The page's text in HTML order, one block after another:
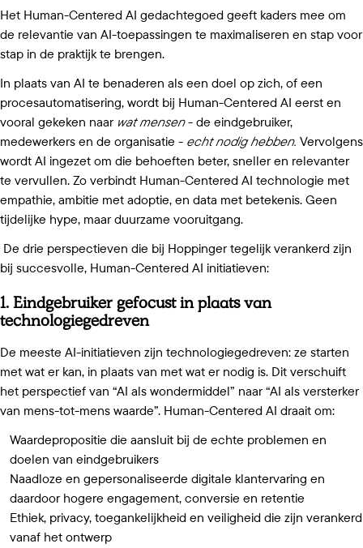
Het Human-Centered AI gedachtegoed geeft kaders mee om
de relevantie van AI-toepassingen te maximaliseren en stap voor
stap in de praktijk te brengen.
In plaats van AI te benaderen als een doel op zich, of een
procesautomatisering, wordt bij Human-Centered AI eerst en
vooral gekeken naar wat mensen- de eindgebruiker,
medewerkers en de organisatie - echt nodig hebben. Vervolgens
wordt AI ingezet om die behoeften beter, sneller en relevanter
te vervullen. Zo verbindt Human-Centered AI technologie met
empathie, ambitie met adoptie, en data met betekenis. Geen
tijdelijke hype, maar duurzame vooruitgang.
De drie perspectieven die bij Hoppinger tegelijk verankerd zijn
bij succesvolle, Human-Centered AI initiatieven:
1. Eindgebruiker gefocust in plaats van
technologiegedreven
De meeste AI-initiatieven zijn technologiegedreven: ze starten
met wat er kan, in plaats van met wat er nodig is. Dit verschuift
het perspectief van “AI als wondermiddel” naar “AI als versterker
van mens-tot-mens waarde”. Human-Centered AI draait om:
Waardepropositie die aansluit bij de echte problemen en
doelen van eindgebruikers
Naadloze en gepersonaliseerde digitale klantervaring en
daardoor hogere engagement, conversie en retentie
Ethiek, privacy, toegankelijkheid en veiligheid die zijn verankerd
vanaf het ontwerp